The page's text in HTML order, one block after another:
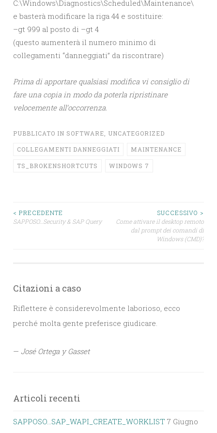
C:\Windows\Diagnostics\Scheduled\Maintenance\
e basterà modificare la riga 44 e sostituire:
–gt 999 al posto di –gt 4
(questo aumenterà il numero minimo di
collegamenti “danneggiati” da riscontrare)
Prima di apportare qualsiasi modifica vi consiglio di
fare una copia in modo da poterla ripristinare
velocemente all’occorrenza.
PUBBLICATO IN SOFTWARE UNCATEGORIZED
COLLEGAMENTI DANNEGGIATI MAINTENANCE
TS_BROKENSHORTCUTS WINDOWS 7
Navigazione
< PRECEDENTE
SAPPOSO…Security & SAP Query
SUCCESSIVO >
Come attivare il desktop remoto
dal prompt dei comandi di
Windows (CMD)?
Citazioni a caso
Riflettere è considerevolmente laborioso, ecco
perché molta gente preferisce giudicare.
— José Ortega y Gasset
Articoli recenti
SAPPOSO…SAP_WAPI_CREATE_WORKLIST 7 Giugno